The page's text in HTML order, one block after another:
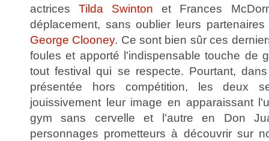
actricesTilda Swinton et Frances
déplacement, sans oublier leurs
George Clooney. Ce sont bien sûr ces
foules et apporté l'indispensable touche de
tout festival qui se respecte. Pourtant,
présentée hors compétition, les deux
jouissivement leur image en apparaissant
gym sans cervelle et l'autre en Don
personnages prometteurs à découvrir sur